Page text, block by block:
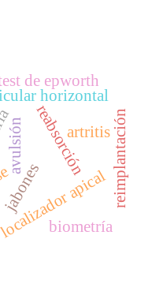
jabones
horizontal
reabsorción
apical
de epworth
artritis
avulsión reimplantación
biometría